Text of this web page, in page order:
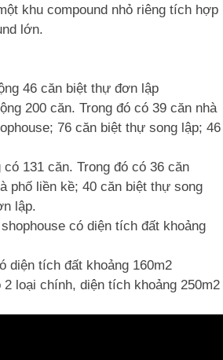
khu compound nhỏ riêng tích hợp
lớn.
46 căn biệt thự đơn lập
200 căn. Trong đó có 39 căn nhà
76 căn biệt thự song lập; 46
131 căn. Trong đó có 36 căn
phố liền kề; 40 căn biệt thự song
lập.
có diện tích đất khoảng
diện tích đất khoảng 160m2
loại chính, diện tích khoảng 250m2